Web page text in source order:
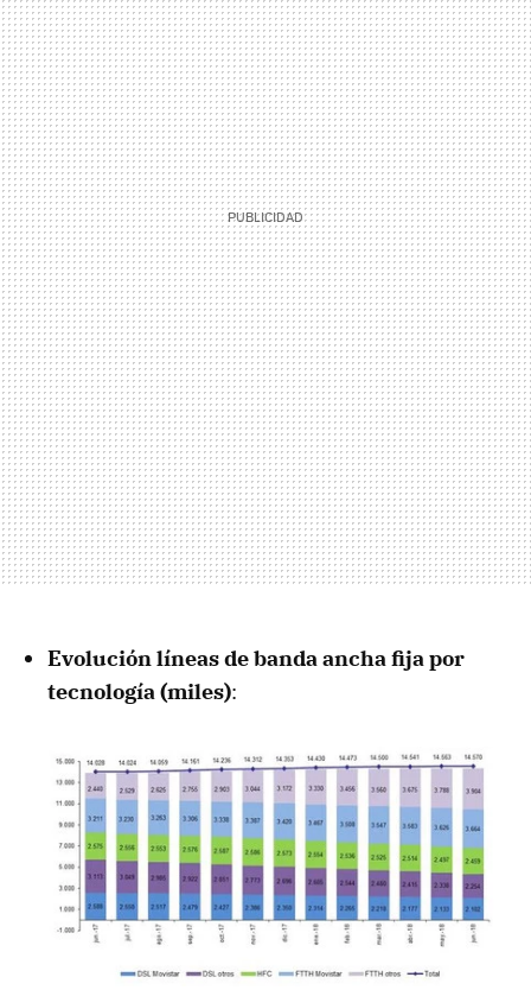
Evolución líneas de banda ancha fija por
tecnología (miles):